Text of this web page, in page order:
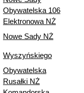
Obywatelska 106
Elektronowa NŻ
Nowe Sady NŻ
Wyszyńskiego
Obywatelska
Rusałki NŻ